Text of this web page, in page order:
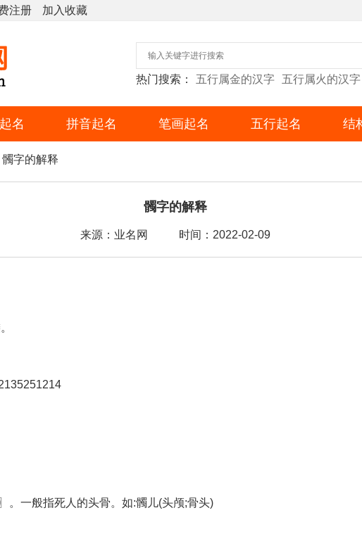
注册 加入收藏
热门搜索： 五行属金的汉字 五行属火的汉字
名 拼音起名 笔画起名 五行起名 结
髑字的解释
髑字的解释
来源：业名网 时间：2022-02-09
。一般指死人的头骨。如:髑儿(头颅;骨头)